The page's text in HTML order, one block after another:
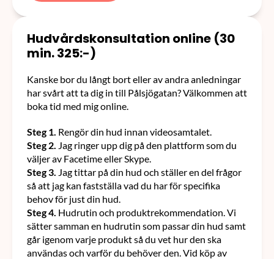
Hudvårdskonsultation online (30
min. 325:-)
Kanske bor du långt bort eller av andra anledningar
har svårt att ta dig in till Pålsjögatan? Välkommen att
boka tid med mig online.
Steg 1. Rengör din hud innan videosamtalet.
Steg 2. Jag ringer upp dig på den plattform som du
väljer av Facetime eller Skype.
Steg 3. Jag tittar på din hud och ställer en del frågor
så att jag kan fastställa vad du har för specifika
behov för just din hud.
Steg 4. Hudrutin och produktrekommendation. Vi
sätter samman en hudrutin som passar din hud samt
går igenom varje produkt så du vet hur den ska
användas och varför du behöver den. Vid köp av